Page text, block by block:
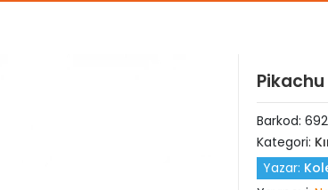
Barkod:
Kategori:
Yazar: